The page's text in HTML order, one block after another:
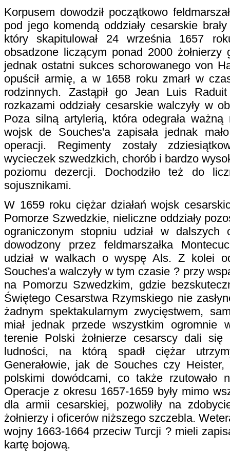
Korpusem dowodził początkowo
pod jego komendą oddziały cesarskie
który skapitulował 24 września 1657
obsadzone liczącym ponad 2000 żołnierzy
jednak ostatni sukces schorowanego von
opuścił armię, a w 1658 roku zmarł w
rodzinnych. Zastąpił go Jean Luis
rozkazami oddziały cesarskie walczyły w
Poza silną artylerią, która odegrała
wojsk de Souches'a zapisała jednak
operacji. Regimenty zostały
wycieczek szwedzkich, chorób i bardzo
poziomu dezercji. Dochodziło też do
sojusznikami.
W 1659 roku ciężar działań wojsk
Pomorze Szwedzkie, nieliczne oddziały
ograniczonym stopniu udział w
dowodzony przez feldmarszałka
udział w walkach o wyspę Als. Z kolei
Souches'a walczyły w tym czasie ? przy
na Pomorzu Szwedzkim, gdzie
Świętego Cesarstwa Rzymskiego nie
żadnym spektakularnym zwycięstwem,
miał jednak przede wszystkim ogromnie
terenie Polski żołnierze cesarscy dali
ludności, na którą spadł ciężar
Generałowie, jak de Souches czy
polskimi dowódcami, co także rzutowało
Operacje z okresu 1657-1659 były mimo
dla armii cesarskiej, pozwoliły na
żołnierzy i oficerów niższego szczebla.
wojny 1663-1664 przeciw Turcji ? mieli
kartę bojową.